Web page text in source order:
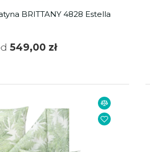
BRITTANY 4828 Estella
549,00 zł